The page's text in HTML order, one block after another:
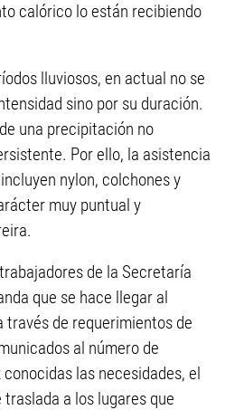
calórico lo están recibiendo
lluviosos, en actual no se
sino por su duración.
una precipitación no
Por ello, la asistencia
nylon, colchones y
muy puntual y
de la Secretaría
que se hace llegar al
través de requerimientos de
al número de
las necesidades, el
a los lugares que